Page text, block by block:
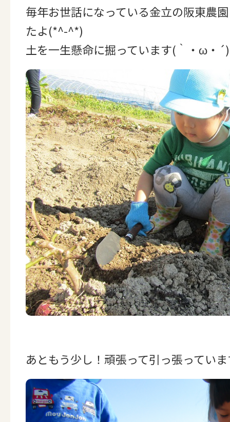
毎年お世話になっている金立の阪東農
たよ(*^-^*)
土を一生懸命に掘っています(｀・ω・´)
あともう少し！頑張って引っ張ってい